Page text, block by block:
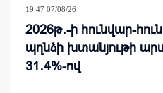
19:47 07/08/26
2026թ․-ի հունվար-
պղնձի խտանյութի
31․4%-ով